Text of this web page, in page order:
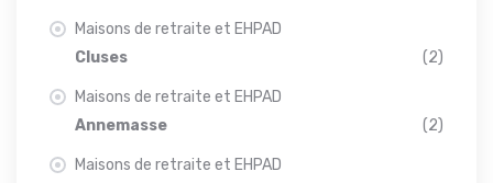
Maisons de retraite et EHPAD
Cluses
(2)
Maisons de retraite et EHPAD
Annemasse
(2)
Maisons de retraite et EHPAD